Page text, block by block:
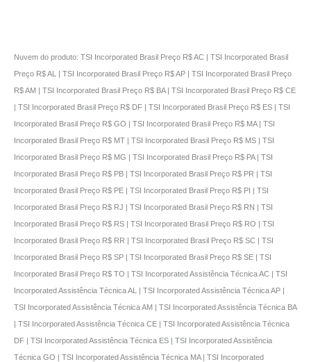
Nuvem do produto: TSI Incorporated Brasil Preço R$ AC | TSI Incorporated Brasil
Preço R$ AL | TSI Incorporated Brasil Preço R$ AP | TSI Incorporated Brasil Preço
R$ AM | TSI Incorporated Brasil Preço R$ BA | TSI Incorporated Brasil Preço R$ CE
| TSI Incorporated Brasil Preço R$ DF | TSI Incorporated Brasil Preço R$ ES | TSI
Incorporated Brasil Preço R$ GO | TSI Incorporated Brasil Preço R$ MA | TSI
Incorporated Brasil Preço R$ MT | TSI Incorporated Brasil Preço R$ MS | TSI
Incorporated Brasil Preço R$ MG | TSI Incorporated Brasil Preço R$ PA | TSI
Incorporated Brasil Preço R$ PB | TSI Incorporated Brasil Preço R$ PR | TSI
Incorporated Brasil Preço R$ PE | TSI Incorporated Brasil Preço R$ PI | TSI
Incorporated Brasil Preço R$ RJ | TSI Incorporated Brasil Preço R$ RN | TSI
Incorporated Brasil Preço R$ RS | TSI Incorporated Brasil Preço R$ RO | TSI
Incorporated Brasil Preço R$ RR | TSI Incorporated Brasil Preço R$ SC | TSI
Incorporated Brasil Preço R$ SP | TSI Incorporated Brasil Preço R$ SE | TSI
Incorporated Brasil Preço R$ TO | TSI Incorporated Assistência Técnica AC | TSI
Incorporated Assistência Técnica AL | TSI Incorporated Assistência Técnica AP |
TSI Incorporated Assistência Técnica AM | TSI Incorporated Assistência Técnica BA
| TSI Incorporated Assistência Técnica CE | TSI Incorporated Assistência Técnica
DF | TSI Incorporated Assistência Técnica ES | TSI Incorporated Assistência
Técnica GO | TSI Incorporated Assistência Técnica MA | TSI Incorporated